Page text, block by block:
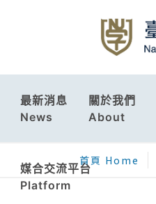
最新消息
News
關於我們
About
媒合交流平台
Platform
首頁 Home